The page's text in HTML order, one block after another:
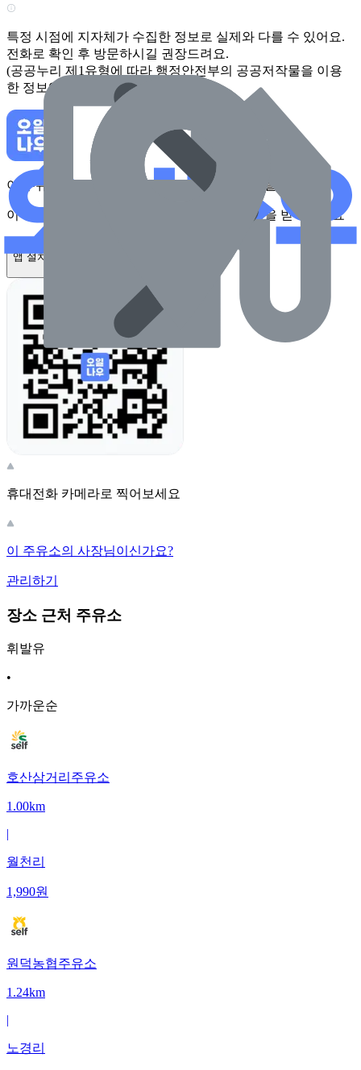
특정 시점에 지자체가 수집한 정보로 실제와 다를 수 있어요.
전화로 확인 후 방문하시길 권장드려요.
(공공누리 제1유형에 따라 행정안전부의 공공저작물을 이용
한 정보입니다.)
이 주유소를 앱에서 확인하고 최대 1만원 혜택을 받아보세요
이 주유소를 앱에서 확인하고 최대 1만원 혜택을 받아보세요
앱 설치하기
휴대전화 카메라로 찍어보세요
이 주유소의 사장님이신가요?
관리하기
장소 근처 주유소
휘발유
•
가까운순
호산삼거리주유소
1.00km
|
월천리
1,990원
원덕농협주유소
1.24km
|
노경리